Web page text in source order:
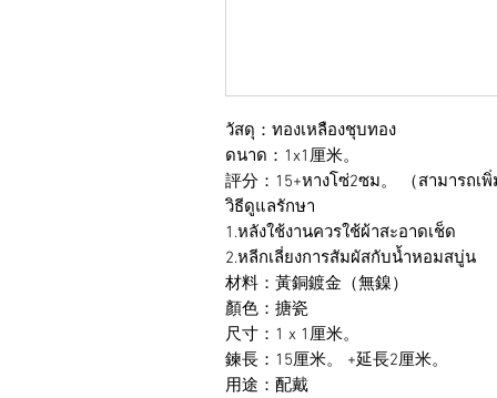
วัสดุ：ทองเหลืองชุบทอง
ดนาด：1x1厘米。
評分：15+หางโซ่2ซม。 （สามารถเ
วิธีดูแลรักษา
1.หลังใช้งานควรใช้ผ้าสะอาดเช็ด
2.หลีกเลี่ยงการสัมผัสกับน้ำหอมสบู่น
材料：黃銅鍍金（無鎳）
顏色：搪瓷
尺寸：1 x 1厘米。
鍊長：15厘米。 +延長2厘米。
用途：配戴